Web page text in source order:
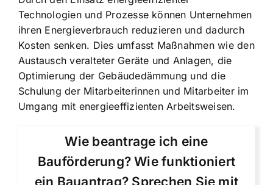
Technologien und Prozesse können Unternehmen
ihren Energieverbrauch reduzieren und dadurch
Kosten senken. Dies umfasst Maßnahmen wie den
Austausch veralteter Geräte und Anlagen, die
Optimierung der Gebäudedämmung und die
Schulung der Mitarbeiterinnen und Mitarbeiter im
Umgang mit energieeffizienten Arbeitsweisen.
Wie beantrage ich eine
Bauförderung? Wie funktioniert
ein Bauantrag? Sprechen Sie mit